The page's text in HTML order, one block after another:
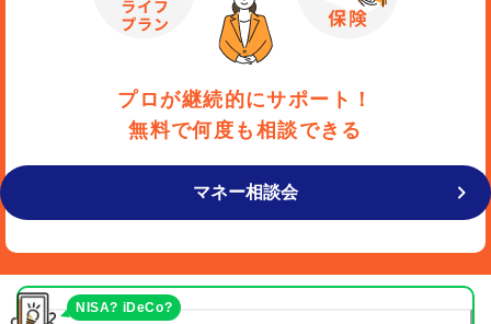
プロが継続的にサポート！
無料で何度も相談できる
マネー相談会
NISA? iDeCo?